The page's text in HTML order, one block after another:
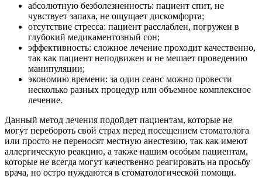
абсолютную безболезненность: пациент спит, не
чувствует запаха, не ощущает дискомфорта;
отсутствие стресса: пациент расслаблен, погружен в
глубокий медикаментозный сон;
эффективность: сложное лечение проходит качественно,
так как пациент неподвижен и не мешает проведению
манипуляции;
экономию времени: за один сеанс можно провести
несколько разных процедур или объемное комплексное
лечение.
Данный метод лечения подойдет пациентам, которые не
могут перебороть свой страх перед посещением стоматолога
или просто не переносят местную анестезию, так как имеют
аллергическую реакцию, а также нашим особым пациентам,
которые не всегда могут качественно реагировать на просьбу
врача, но остро нуждаются в стоматологической помощи.